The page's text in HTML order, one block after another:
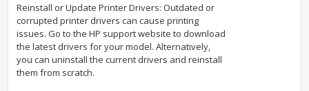
Reinstall or Update Printer Drivers: Outdated or
corrupted printer drivers can cause printing
issues. Go to the HP support website to download
the latest drivers for your model. Alternatively,
you can uninstall the current drivers and reinstall
them from scratch.